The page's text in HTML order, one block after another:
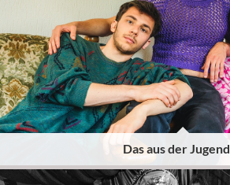
Das aus der Jugend